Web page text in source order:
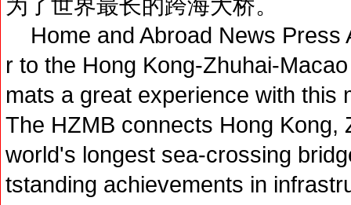
Home and Abroad News Press
r to the Hong Kong-Zhuhai-
mats a great experience with this
The HZMB connects Hong Kong,
world's longest sea-crossing
tstanding achievements in